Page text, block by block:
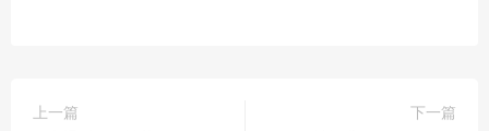
上一篇
下一篇